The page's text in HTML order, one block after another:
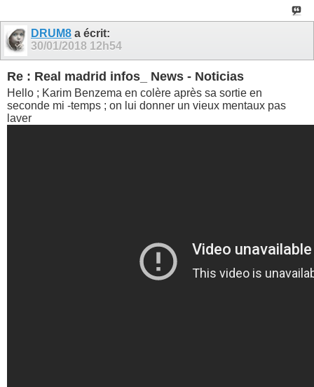
DRUM8 a écrit:
30/01/2018 12h54
Re : Real madrid infos_ News - Noticias
Hello ; Karim Benzema en colère après sa sortie en
seconde mi -temps ; on lui donner un vieux mentaux pas
laver